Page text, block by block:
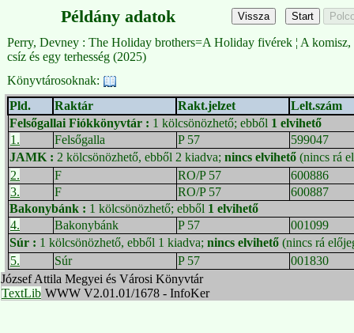
Példány adatok
Perry, Devney : The Holiday brothers=A Holiday fivérek ¦ A komisz,
csíz és egy terhesség (2025)
Könyvtárosoknak:
Pld.
Raktár Rakt.jelzet
Lelt.szám
Felsőgallai Fiókkönyvtár : 1 kölcsönözhető; ebből 1 elvihető
1.
Felsőgalla P 57
599047
JAMK : 2 kölcsönözhető, ebből 2 kiadva; nincs elvihető (nincs rá
2.
F RO/P 57
600886
3.
F RO/P 57
600887
Bakonybánk : 1 kölcsönözhető; ebből 1 elvihető
4.
Bakonybánk P 57
001099
Súr : 1 kölcsönözhető, ebből 1 kiadva; nincs elvihető (nincs rá
5.
Súr P 57
001830
József Attila Megyei és Városi Könyvtár
TextLib WWW V2.01.01/1678 - InfoKer